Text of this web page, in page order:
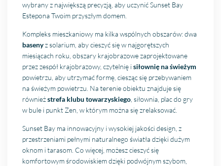
wybrany z największą precyzją, aby uczynić Sunset Bay
Estepona Twoim przyszłym domem.
Kompleks mieszkaniowy ma kilka wspólnych obszarów: dwa
basenyz solarium, aby cieszyć się w najgorętszych
miesiącach roku, obszary krajobrazowe zaprojektowane
przez zespół krajobrazowy, czytelnię isiłownię na świeżym
powietrzu, aby utrzymać formę, ciesząc się przebywaniem
na świeżym powietrzu. Na terenie obiektu znajduje się
równieżstrefa klubu towarzyskiego , siłownia, plac do gry
w bule i punkt Zen, w którym można się zrelaksować.
Sunset Bay ma innowacyjny i wysokiej jakości design, z
przestrzeniami pełnymi naturalnego światła dzięki dużym
oknom i tarasom. Co więcej, możesz cieszyć się
komfortowym środowiskiem dzięki podwójnym szybom,